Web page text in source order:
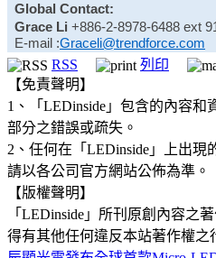
Global Contact:
Grace Li +886-2-8978-6488 ext
E-mail :Graceli@trendforce.com
RSS
列印
【免責聲明】
1、「LEDinside」包含的內容
部分之錯誤或疏失。
2、任何在「LEDinside」上出
請以各公司官方網站公佈為準。
【版權聲明】
「LEDinside」所刊原創內容之
得有其他任何違反本站著作權之